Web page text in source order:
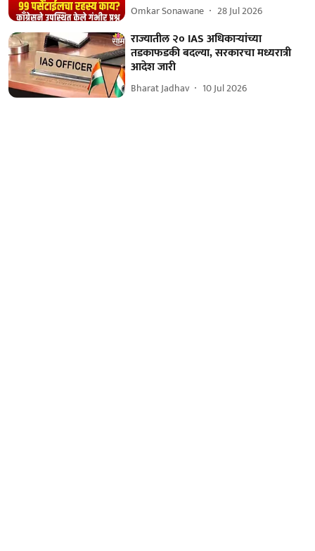
Omkar Sonawane 28 Jul 2026
राज्यातील २० IAS अधिकाऱ्यांच्या
तडकाफडकी बदल्या, सरकारचा मध्यरात्री
आदेश जारी
Bharat Jadhav 10 Jul 2026